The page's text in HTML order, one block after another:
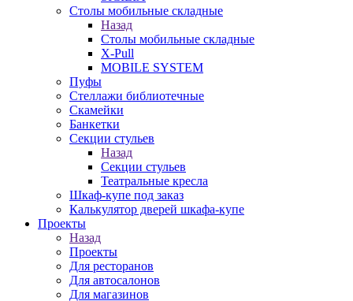
Столы мобильные складные
Назад
Столы мобильные складные
X-Pull
MOBILE SYSTEM
Пуфы
Стеллажи библиотечные
Скамейки
Банкетки
Секции стульев
Назад
Секции стульев
Театральные кресла
Шкаф-купе под заказ
Калькулятор дверей шкафа-купе
Проекты
Назад
Проекты
Для ресторанов
Для автосалонов
Для магазинов